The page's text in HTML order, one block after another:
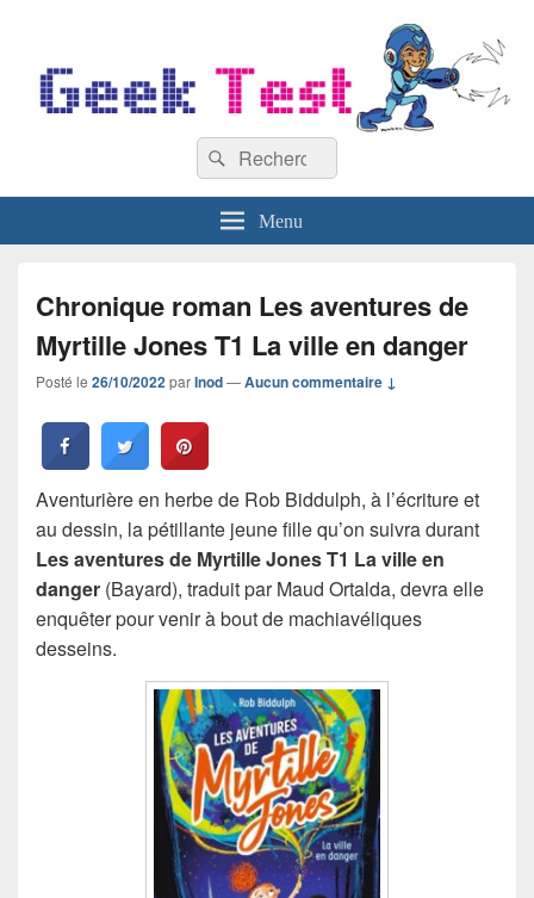
Recherche :
Rechercher
Menu
Chronique roman Les aventures de
Myrtille Jones T1 La ville en danger
Posté le 26/10/2022parInod—Aucun commentaire ↓
Aventurière en herbe de Rob Biddulph, à l’écriture et
au dessin, la pétillante jeune fille qu’on suivra durant
Les aventures de Myrtille Jones T1 La ville en
danger (Bayard), traduit par Maud Ortalda, devra elle
enquêter pour venir à bout de machiavéliques
desseins.